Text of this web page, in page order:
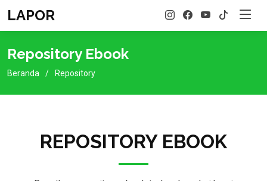
LAPOR
Repository Ebook
Beranda Repository
REPOSITORY EBOOK